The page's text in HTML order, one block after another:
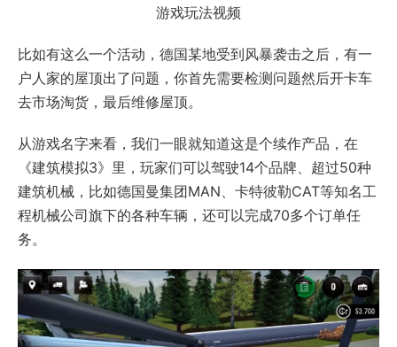
游戏玩法视频
比如有这么一个活动，德国某地受到风暴袭击之后，有一
户人家的屋顶出了问题，你首先需要检测问题然后开卡车
去市场淘货，最后维修屋顶。
从游戏名字来看，我们一眼就知道这是个续作产品，在
《建筑模拟3》里，玩家们可以驾驶14个品牌、超过50种
建筑机械，比如德国曼集团MAN、卡特彼勒CAT等知名工
程机械公司旗下的各种车辆，还可以完成70多个订单任
务。